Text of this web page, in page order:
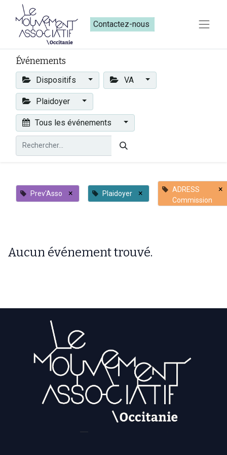
Contactez-nous​​
Événements
Dispositifs VA
Plaidoyer
Tous les événements
Prev'Asso × Plaidoyer ×
ADRESS
Commission
×
Aucun événement trouvé.